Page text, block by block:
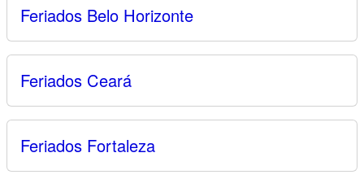
Feriados Belo Horizonte
Feriados Ceará
Feriados Fortaleza